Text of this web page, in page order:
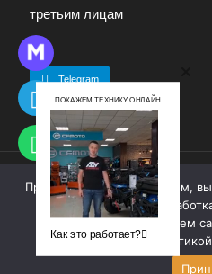
третьим лицам
Telegram
© 2009—2025.
Материалы,
публичной офертой. Для
обращайтесь
Продолжая работу с сайтом,
cookie-файлов.
информации на нашем
соответствии с
ПОКАЖЕМ ТЕХНИКУ ОНЛАЙН
Как это работает?